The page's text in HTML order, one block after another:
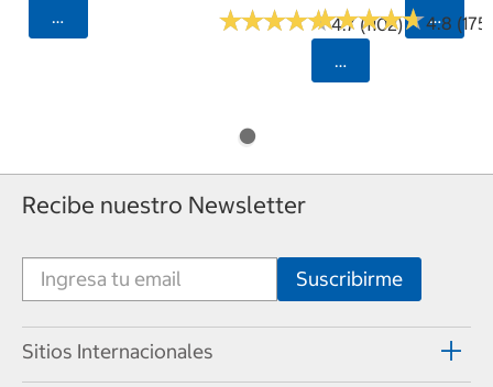
Seleccionar Código Postal
★★★★★
★★★★★4.7 (1102)
★★★★★
★★★★★4.8 (175)
Seleccionar
Recibe nuestro Newsletter
Sitios Internacionales